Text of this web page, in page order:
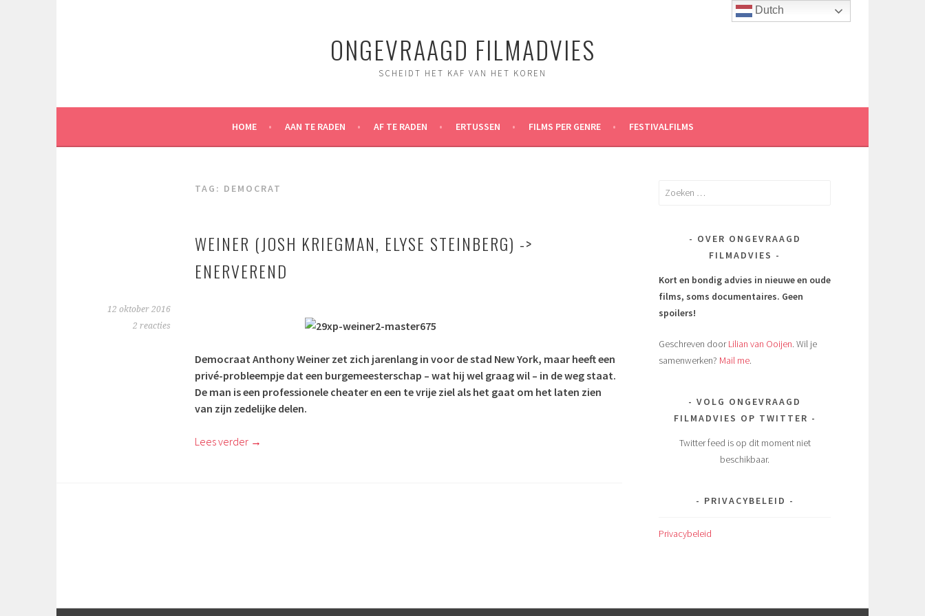
ONGEVRAAGD FILMADVIES
SCHEIDT HET KAF VAN HET KOREN
HOME AAN TE RADEN AF TE RADEN ERTUSSEN FILMS PER GENRE FESTIVALFILMS
TAG: DEMOCRAT
WEINER (JOSH KRIEGMAN, ELYSE STEINBERG) ->
ENERVEREND
12 oktober 2016
2 reacties
Democraat Anthony Weiner zet zich jarenlang in voor de stad New York, maar heeft een
privé-probleempje dat een burgemeesterschap – wat hij wel graag wil – in de weg staat.
De man is een professionele cheater en een te vrije ziel als het gaat om het laten zien
van zijn zedelijke delen.
Lees verder →
Zoeken
OVER ONGEVRAAGD
FILMADVIES
Kort en bondig advies in nieuwe en oude
films, soms documentaires. Geen
spoilers!
Geschreven doorLilian van Ooijen. Wil je
samenwerken? Mail me.
VOLG ONGEVRAAGD
FILMADVIES OP TWITTER
Twitter feed is op dit moment niet
beschikbaar.
PRIVACYBELEID
Privacybeleid
Dutch